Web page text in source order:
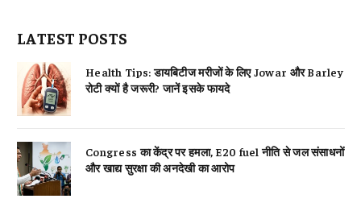
LATEST POSTS
Health Tips: डायबिटीज मरीजों के लिए Jowar और Barley
रोटी क्यों है जरूरी? जानें इसके फायदे
Congress का केंद्र पर हमला, E20 fuel नीति से जल संसाधनों
और खाद्य सुरक्षा की अनदेखी का आरोप